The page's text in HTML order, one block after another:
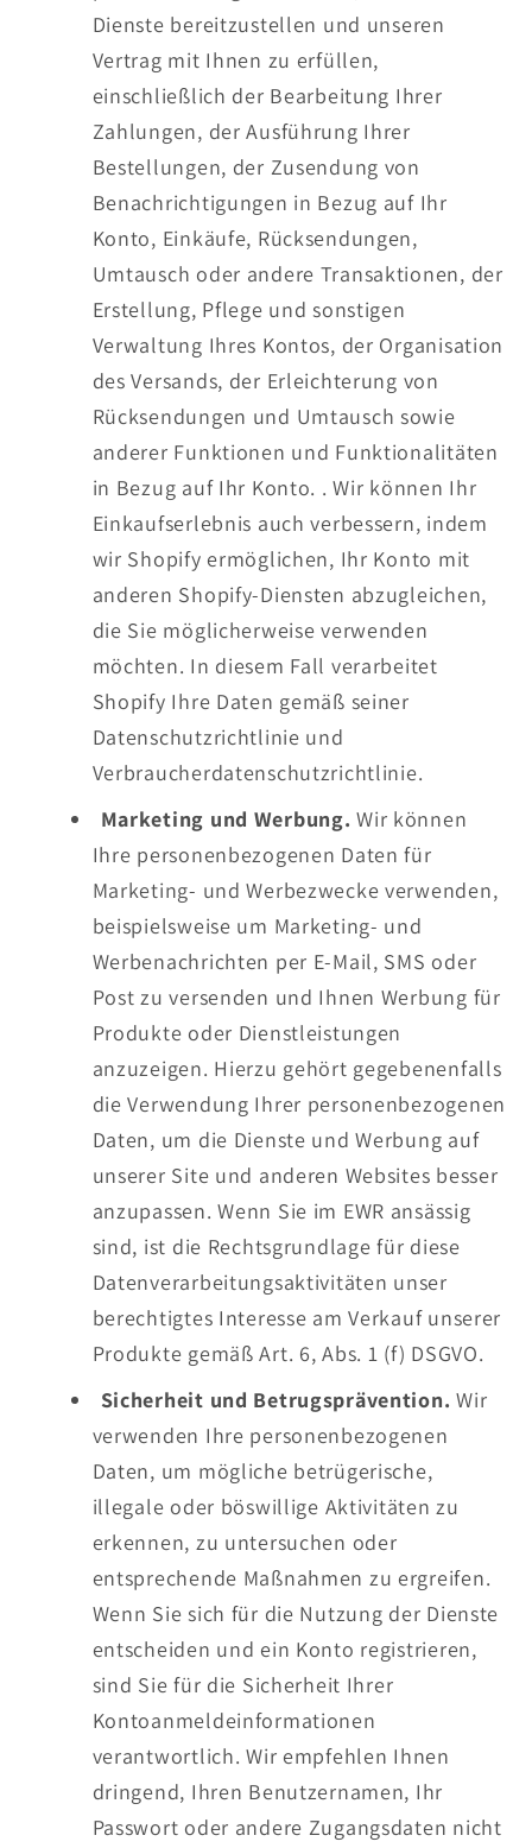
Dienste bereitzustellen und unseren
Vertrag mit Ihnen zu erfüllen,
einschließlich der Bearbeitung Ihrer
Zahlungen, der Ausführung Ihrer
Bestellungen, der Zusendung von
Benachrichtigungen in Bezug auf Ihr
Konto, Einkäufe, Rücksendungen,
Umtausch oder andere Transaktionen, der
Erstellung, Pflege und sonstigen
Verwaltung Ihres Kontos, der Organisation
des Versands, der Erleichterung von
Rücksendungen und Umtausch sowie
anderer Funktionen und Funktionalitäten
in Bezug auf Ihr Konto. . Wir können Ihr
Einkaufserlebnis auch verbessern, indem
wir Shopify ermöglichen, Ihr Konto mit
anderen Shopify-Diensten abzugleichen,
die Sie möglicherweise verwenden
möchten. In diesem Fall verarbeitet
Shopify Ihre Daten gemäß seiner
Datenschutzrichtlinie und
Verbraucherdatenschutzrichtlinie.
Marketing und Werbung. Wir können
Ihre personenbezogenen Daten für
Marketing- und Werbezwecke verwenden,
beispielsweise um Marketing- und
Werbenachrichten per E-Mail, SMS oder
Post zu versenden und Ihnen Werbung für
Produkte oder Dienstleistungen
anzuzeigen. Hierzu gehört gegebenenfalls
die Verwendung Ihrer personenbezogenen
Daten, um die Dienste und Werbung auf
unserer Site und anderen Websites besser
anzupassen. Wenn Sie im EWR ansässig
sind, ist die Rechtsgrundlage für diese
Datenverarbeitungsaktivitäten unser
berechtigtes Interesse am Verkauf unserer
Produkte gemäß Art. 6, Abs. 1 (f) DSGVO.
Sicherheit und Betrugsprävention. Wir
verwenden Ihre personenbezogenen
Daten, um mögliche betrügerische,
illegale oder böswillige Aktivitäten zu
erkennen, zu untersuchen oder
entsprechende Maßnahmen zu ergreifen.
Wenn Sie sich für die Nutzung der Dienste
entscheiden und ein Konto registrieren,
sind Sie für die Sicherheit Ihrer
Kontoanmeldeinformationen
verantwortlich. Wir empfehlen Ihnen
dringend, Ihren Benutzernamen, Ihr
Passwort oder andere Zugangsdaten nicht